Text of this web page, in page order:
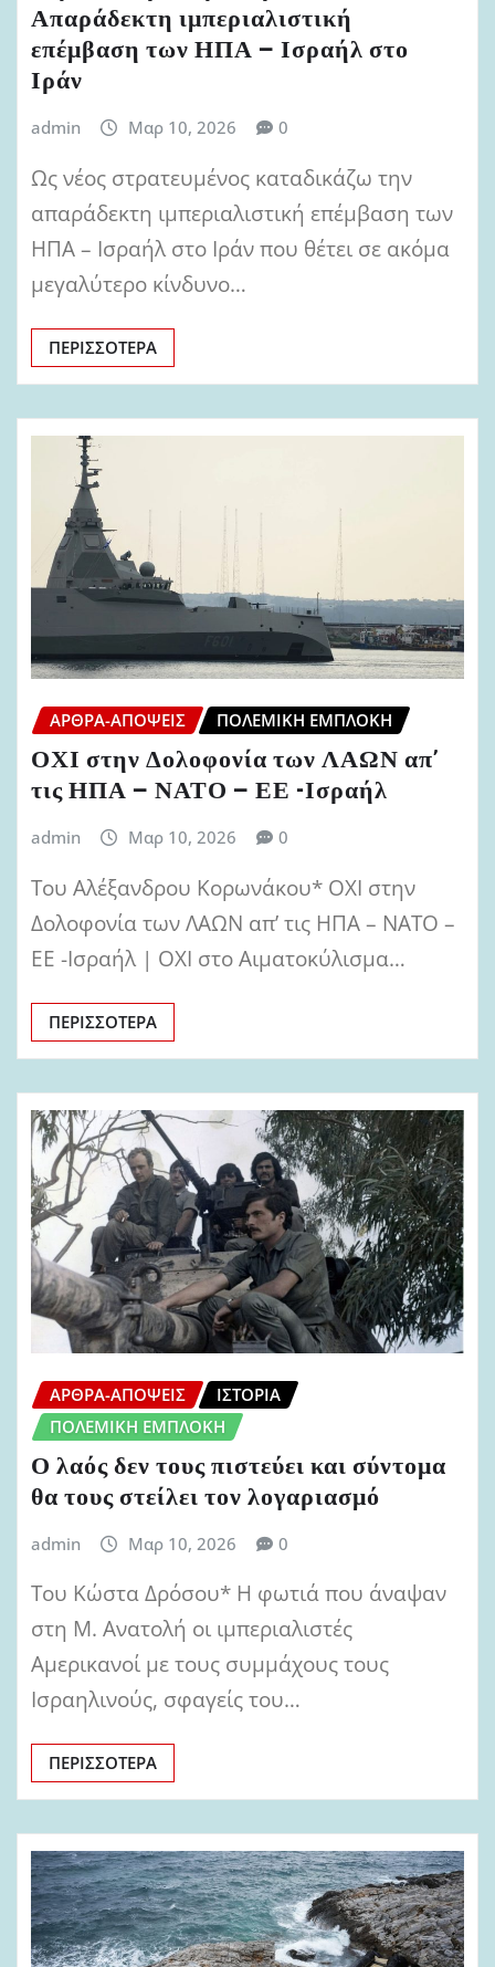
Απαράδεκτη ιμπεριαλιστική
επέμβαση των ΗΠΑ – Ισραήλ στο
Ιράν
admin Μαρ 10, 2026 0
Ως νέος στρατευμένος καταδικάζω την
απαράδεκτη ιμπεριαλιστική επέμβαση των
ΗΠΑ – Ισραήλ στο Ιράν που θέτει σε ακόμα
μεγαλύτερο κίνδυνο…
ΠΕΡΙΣΣΌΤΕΡΑ
ΆΡΘΡΑ-ΑΠΌΨΕΙΣ ΠΟΛΕΜΙΚΉ ΕΜΠΛΟΚΉ
ΟΧΙ στην Δολοφονία των ΛΑΩΝ απ’
τις ΗΠΑ – ΝΑΤΟ – ΕΕ -Ισραήλ
admin Μαρ 10, 2026 0
Του Αλέξανδρου Κορωνάκου* ΟΧΙ στην
Δολοφονία των ΛΑΩΝ απ’ τις ΗΠΑ – ΝΑΤΟ –
ΕΕ -Ισραήλ | ΟΧΙ στο Αιματοκύλισμα…
ΠΕΡΙΣΣΌΤΕΡΑ
ΆΡΘΡΑ-ΑΠΌΨΕΙΣ
ΙΣΤΟΡΊΑ
ΠΟΛΕΜΙΚΉ ΕΜΠΛΟΚΉ
Ο λαός δεν τους πιστεύει και σύντομα
θα τους στείλει τον λογαριασμό
admin Μαρ 10, 2026 0
Του Κώστα Δρόσου* Η φωτιά που άναψαν
στη Μ. Ανατολή οι ιμπεριαλιστές
Αμερικανοί με τους συμμάχους τους
Ισραηλινούς, σφαγείς του…
ΠΕΡΙΣΣΌΤΕΡΑ